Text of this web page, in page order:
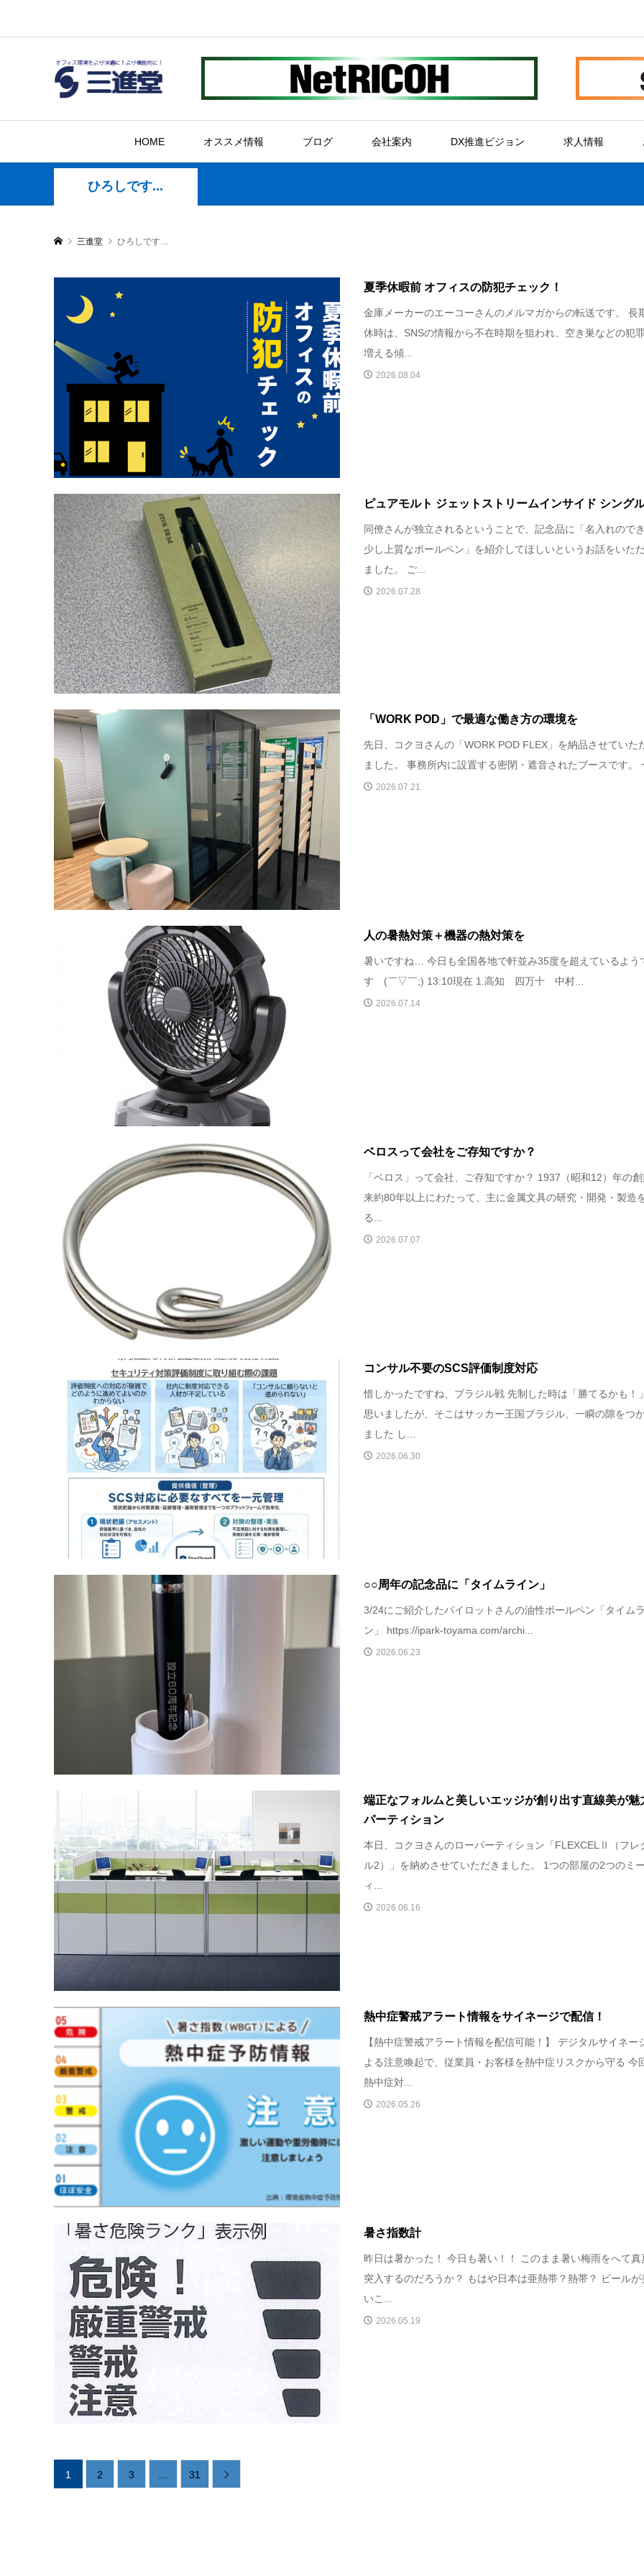
HOME オススメ情報 ブログ 会社案内 DX推進ビジョン 求人情報
ひろしです...
三進堂 ひろしです…
夏季休暇前 オフィスの防犯チェック！
金庫メーカーのエーコーさんのメルマガからの転送です。 長
休時は、SNSの情報から不在時期を狙われ、空き巣などの犯
増える傾...
2026.08.04
ピュアモルト ジェットストリームインサイド シング
同僚さんが独立されるということで、記念品に「名入れので
少し上質なボールペン」を紹介してほしいというお話をいた
ました。 ご...
2026.07.28
「WORK POD」で最適な働き方の環境を
先日、コクヨさんの「WORK POD FLEX」を納品させていた
ました。 事務所内に設置する密閉・遮音されたブースです。
2026.07.21
人の暑熱対策＋機器の熱対策を
暑いですね… 今日も全国各地で軒並み35度を超えているよう
す (￣▽￣;) 13:10現在 1.高知 四万十 中村...
2026.07.14
ベロスって会社をご存知ですか？
「ベロス」って会社、ご存知ですか？ 1937（昭和12）年の創
来約80年以上にわたって、主に金属文具の研究・開発・製造
る...
2026.07.07
コンサル不要のSCS評価制度対応
惜しかったですね、ブラジル戦 先制した時は「勝てるかも！
思いましたが、そこはサッカー王国ブラジル、一瞬の隙をつ
ました し...
2026.06.30
○○周年の記念品に「タイムライン」
3/24にご紹介したパイロットさんの油性ボールペン「タイム
ン」 https://ipark-toyama.com/archi...
2026.06.23
端正なフォルムと美しいエッジが創り出す直線美が魅
パーティション
本日、コクヨさんのローパーティション「FLEXCELⅡ（フレ
ル2）」を納めさせていただきました。 1つの部屋の2つのミ
ィ...
2026.06.16
熱中症警戒アラート情報をサイネージで配信！
【熱中症警戒アラート情報を配信可能！】 デジタルサイネー
よる注意喚起で、従業員・お客様を熱中症リスクから守る 今
熱中症対...
2026.05.26
暑さ指数計
昨日は暑かった！ 今日も暑い！！ このまま暑い梅雨をへて真
突入するのだろうか？ もはや日本は亜熱帯？熱帯？ ビールが
いこ...
2026.05.19
1 2 3 31 